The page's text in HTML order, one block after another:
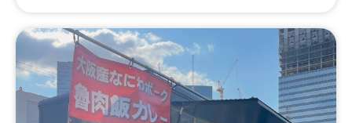
きそば、たこ焼き6個入り、さつまいもチップス